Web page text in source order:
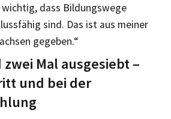
dass Bildungswege
sind. Das ist aus meiner
gegeben.“
Mal ausgesiebt –
und bei der